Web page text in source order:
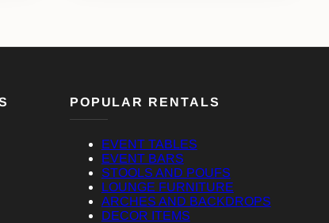
POPULAR RENTALS
EVENT TABLES
EVENT BARS
STOOLS AND POUFS
LOUNGE FURNITURE
ARCHES AND BACKDROPS
DECOR ITEMS